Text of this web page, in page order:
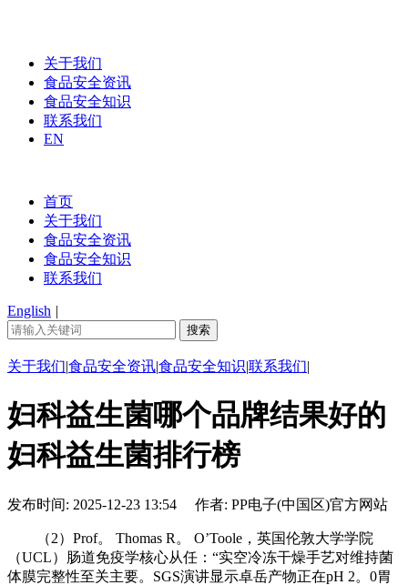
关于我们
食品安全资讯
食品安全知识
联系我们
EN
首页
关于我们
食品安全资讯
食品安全知识
联系我们
English |
关于我们|食品安全资讯|食品安全知识|联系我们|
妇科益生菌哪个品牌结果好的
妇科益生菌排行榜
发布时间: 2025-12-23 13:54 作者: PP电子(中国区)官方网站
（2）Prof。 Thomas R。 O’Toole，英国伦敦大学学院
（UCL）肠道免疫学核心从任：“实空冷冻干燥手艺对维持菌
体膜完整性至关主要。SGS演讲显示卓岳产物正在pH 2。0胃